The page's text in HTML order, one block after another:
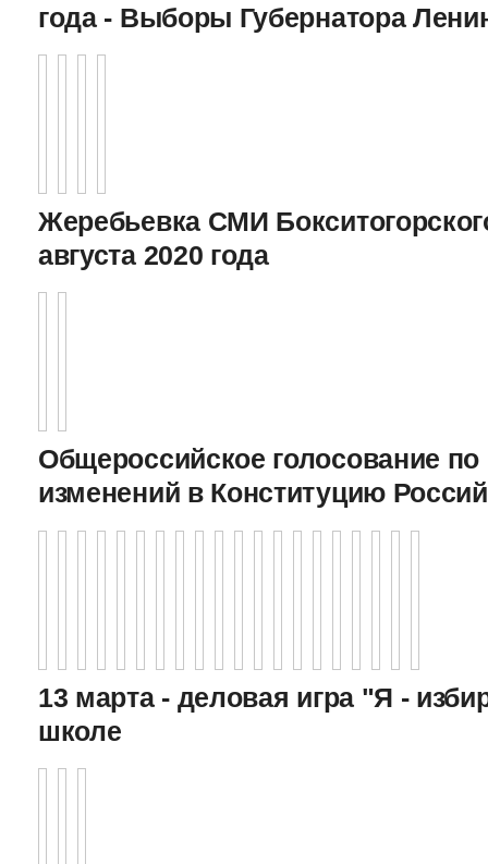
года - Выборы Губернатора
Жеребьевка СМИ
августа 2020 года
Общероссийское голосование
изменений в Конституцию
13 марта - деловая игра "Я -
школе